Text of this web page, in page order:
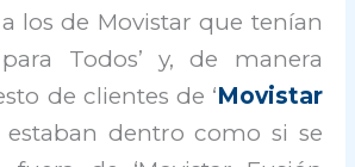
los de Movistar que tenían
Todos’ y, de manera
de clientes de ‘Movistar
estaban dentro como si se